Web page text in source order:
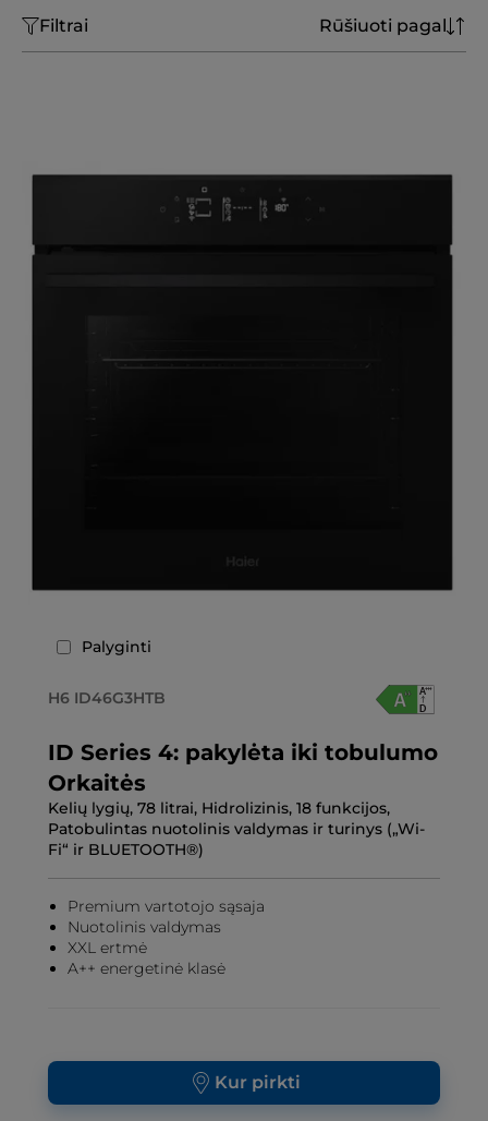
Filtrai Rūšiuoti pagal
Palyginti
H6 ID46G3HTB
ID Series 4: pakylėta iki tobulumo
Orkaitės
Kelių lygių, 78 litrai, Hidrolizinis, 18 funkcijos,
Patobulintas nuotolinis valdymas ir turinys („Wi-
Fi“ ir BLUETOOTH®)
Premium vartotojo sąsaja
Nuotolinis valdymas
XXL ertmė
A++ energetinė klasė
Kur pirkti